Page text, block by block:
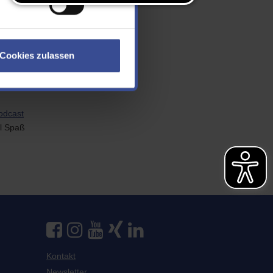
Cookies zulassen
Spaß
Kontakt